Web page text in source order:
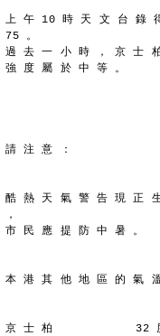
上 午 10 時 天 文 台 錄
75 。
過 去 一 小 時 ， 京 士
強 度 屬 於 中 等 。
請 注 意 ：
酷 熱 天 氣 警 告 現 正
，
市 民 應 提 防 中 暑 。
本 港 其 他 地 區 的 氣
京 士 柏            32